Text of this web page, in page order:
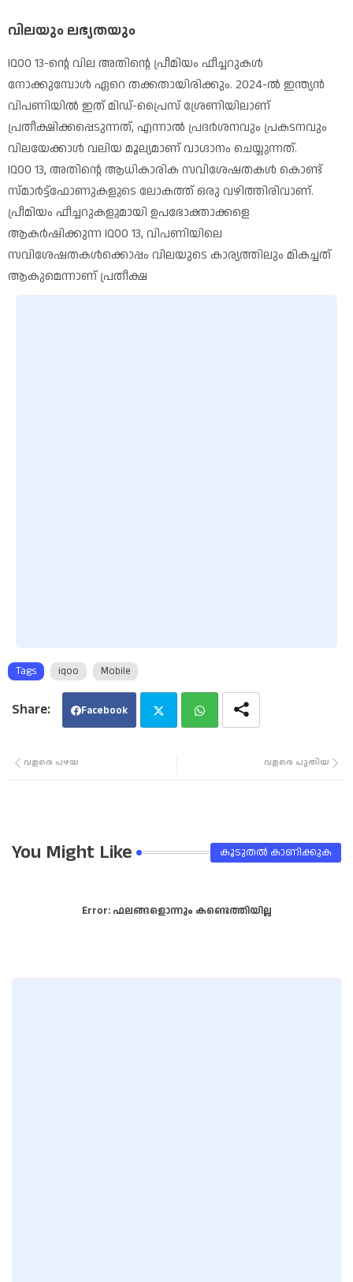
വിലയും ലഭ്യതയും
IQOO 13-ന്റെ വില അതിന്റെ പ്രീമിയം ഫീച്ചറുകൾ
നോക്കുമ്പോൾ ഏറെ തക്കതായിരിക്കും. 2024-ൽ ഇന്ത്യൻ
വിപണിയിൽ ഇത് മിഡ്-പ്രൈസ് ശ്രേണിയിലാണ്
പ്രതീക്ഷിക്കപ്പെടുന്നത്, എന്നാൽ പ്രദർശനവും പ്രകടനവും
വിലയേക്കാൾ വലിയ മൂല്യമാണ് വാഗ്ദാനം ചെയ്യുന്നത്.
IQOO 13, അതിന്റെ ആധികാരിക സവിശേഷതകൾ കൊണ്ട്
സ്മാർട്ട്ഫോണുകളുടെ ലോകത്ത് ഒരു വഴിത്തിരിവാണ്.
പ്രീമിയം ഫീച്ചറുകളുമായി ഉപഭോക്താക്കളെ
ആകർഷിക്കുന്ന IQOO 13, വിപണിയിലെ
സവിശേഷതകൾക്കൊപ്പം വിലയുടെ കാര്യത്തിലും മികച്ചത്
ആകുമെന്നാണ് പ്രതീക്ഷ
Tags iqoo Mobile
Facebook
വളരെ പുതിയ
വളരെ പഴയ
You Might Like കൂടുതൽ‍ കാണിക്കുക
Error:ഫലങ്ങളൊന്നും കണ്ടെത്തിയില്ല